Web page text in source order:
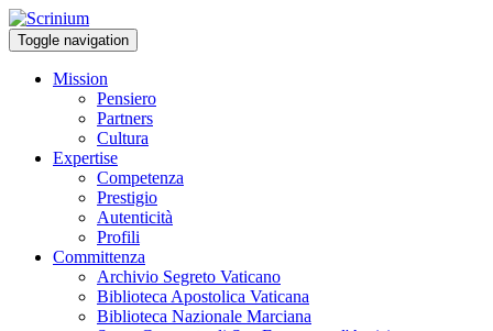
Toggle navigation
Mission
Pensiero
Partners
Cultura
Expertise
Competenza
Prestigio
Autenticità
Profili
Committenza
Archivio Segreto Vaticano
Biblioteca Apostolica Vaticana
Biblioteca Nazionale Marciana